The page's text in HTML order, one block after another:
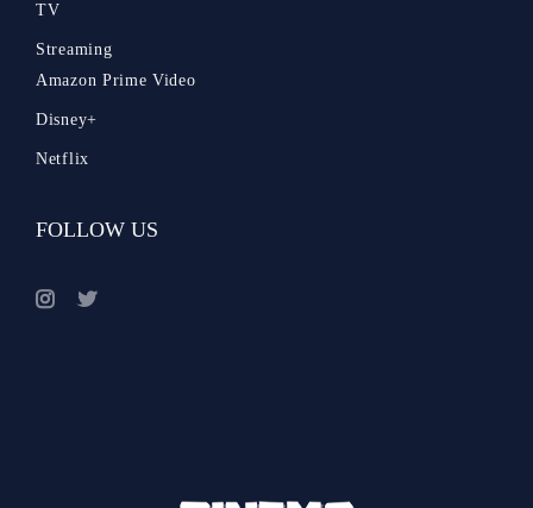
TV
Streaming
Amazon Prime Video
Disney+
Netflix
FOLLOW US